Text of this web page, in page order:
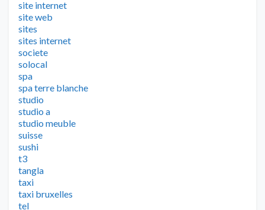
site internet
site web
sites
sites internet
societe
solocal
spa
spa terre blanche
studio
studio a
studio meuble
suisse
sushi
t3
tangla
taxi
taxi bruxelles
tel